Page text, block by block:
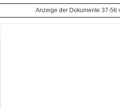
Anzeige der Dokumente 37-56